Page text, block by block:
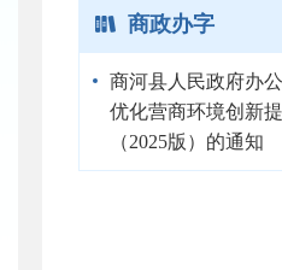
商政办字
商河县人民政府办
优化营商环境创新
（2025版）的通知